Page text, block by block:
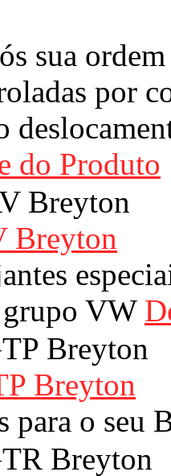
sua
por
do Produto
Breyton
VW
Breyton
para o seu